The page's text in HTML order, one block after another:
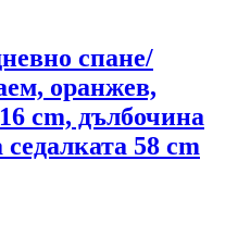
спане/
оранжев,
cm, дълбочина
58 cm